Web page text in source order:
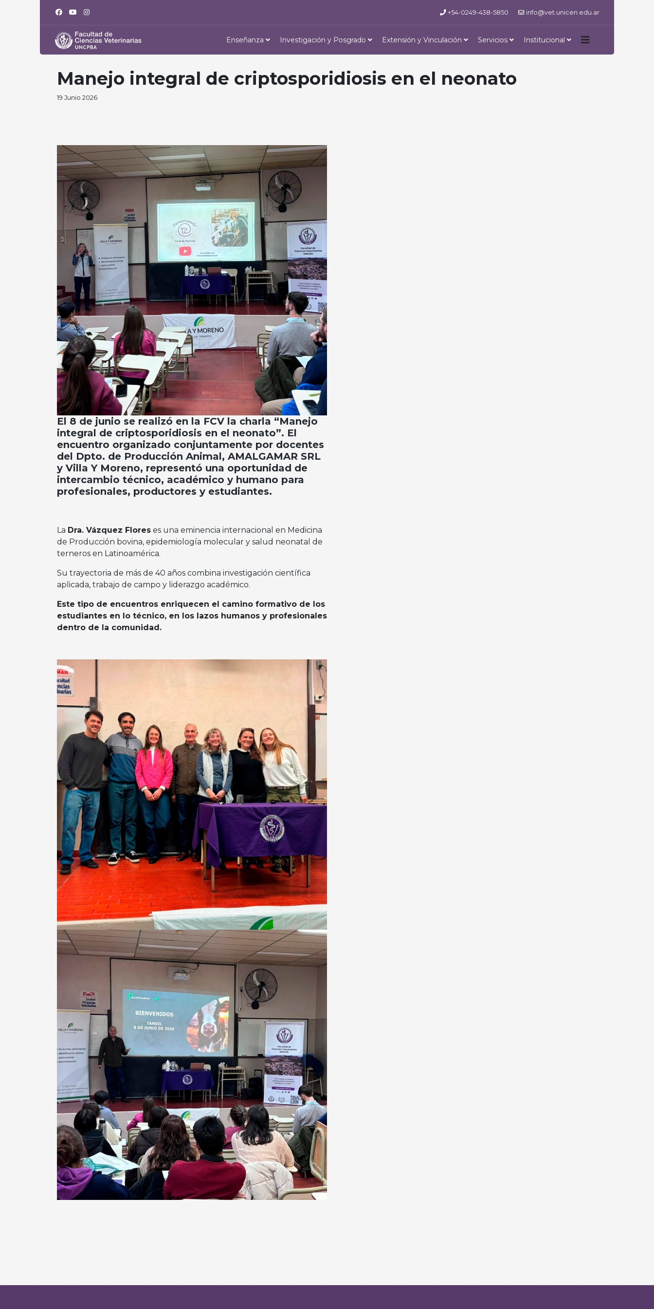
+54-0249-438-5850 info@vet.unicen.edu.ar
Enseñanza Investigación y Posgrado Extensión y Vinculación Servicios Institucional
Manejo integral de criptosporidiosis en el neonato
19 Junio 2026
El 8 de junio se realizó en la FCV la charla “Manejo
integral de criptosporidiosis en el neonato”. El
encuentro organizado conjuntamente por docentes
del Dpto. de Producción Animal, AMALGAMAR SRL
y Villa Y Moreno, representó una oportunidad de
intercambio técnico, académico y humano para
profesionales, productores y estudiantes.
La Dra. Vázquez Flores es una eminencia internacional en Medicina
de Producción bovina, epidemiología molecular y salud neonatal de
terneros en Latinoamérica.
Su trayectoria de más de 40 años combina investigación científica
aplicada, trabajo de campo y liderazgo académico.
Este tipo de encuentros enriquecen el camino formativo de los
estudiantes en lo técnico, en los lazos humanos y profesionales
dentro de la comunidad.